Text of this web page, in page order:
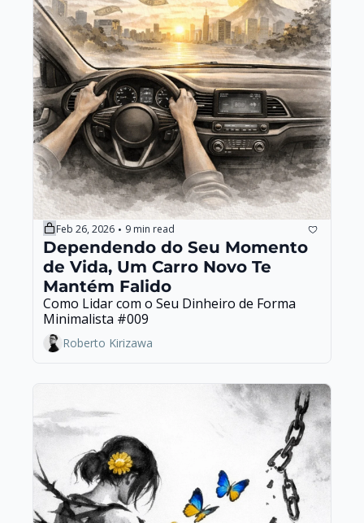
Feb 26, 2026 • 9 min read
Dependendo do Seu Momento
de Vida, Um Carro Novo Te
Mantém Falido
Como Lidar com o Seu Dinheiro de Forma
Minimalista #009
Roberto Kirizawa